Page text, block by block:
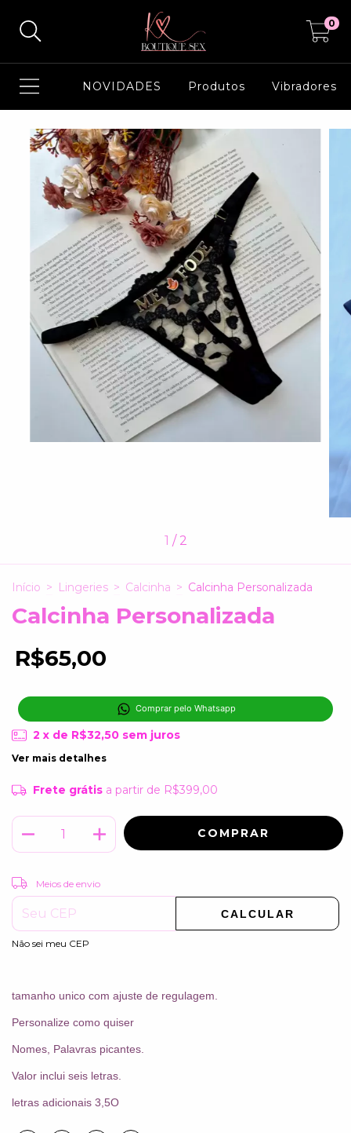
0
NOVIDADES Produtos Vibradores
1 / 2
Início > Lingeries > Calcinha > Calcinha Personalizada
Calcinha Personalizada
R$65,00
Comprar pelo Whatsapp
2 x de R$32,50 sem juros
Ver mais detalhes
Frete grátis a partir de R$399,00
Entregas para o CEP:
Meios de envio
CALCULAR
Não sei meu CEP
tamanho unico com ajuste de regulagem.
Personalize como quiser
Nomes, Palavras picantes.
Valor inclui seis letras.
letras adicionais 3,5O